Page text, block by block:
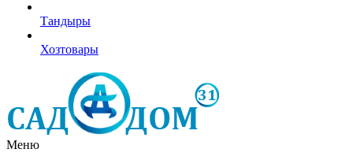
Тандыры
Хозтовары
Меню